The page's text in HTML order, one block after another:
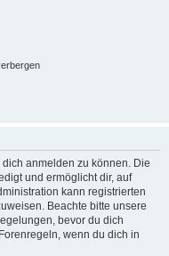
anmelden zu können. Die
und ermöglicht dir, auf
kann registrierten
Beachte bitte unsere
bevor du dich
wenn du dich in